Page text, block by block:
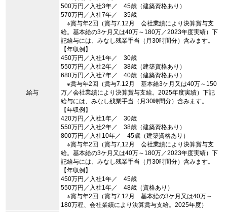
給与
500万円／入社3年／ 45歳（建築資格あり）
570万円／入社7年／ 35歳
※賞与年2回（賞与7.12月 会社業績により決算賞与支
給。基本給の3ケ月又は40万～180万／2023年度実績）下
記給与には、みなし残業手当（月30時間分）含みます。
【年収例】
450万円／入社1年／ 30歳
550万円／入社2年／ 38歳（建築資格あり）
680万円／入社7年／ 40歳（建築資格あり）
※賞与年2回（賞与7.12月 基本給3ケ月又は40万～150
万／会社業績により決算賞与支給。2025年度実績）下記
給与には、みなし残業手当（月30時間分）含みます。
【年収例】
420万円／入社1年／ 30歳
550万円／入社2年／ 38歳（建築資格あり）
800万円／入社10年／ 45歳（建築資格あり）
※賞与年2回（賞与7,12月 会社業績により決算賞与支
給。基本給の3ケ月又は40万～180万／2023年度実績）下
記給与には、みなし残業手当（月30時間分）含みます。
【年収例】
450万円／入社1年／ 45歳
550万円／入社1年／ 48歳（資格あり）
※賞与年2回（賞与7.12月 基本給の3ケ月又は40万～
180万程、会社業績により決算賞与支給。2025年度）